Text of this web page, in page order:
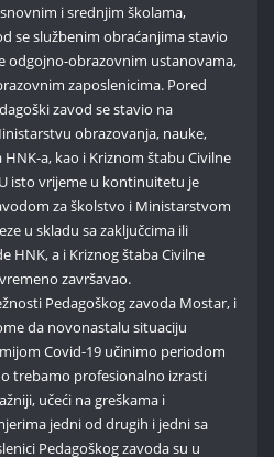
i srednjim školama,
se službenim obraćanjima stavio
odgojno-obrazovnim ustanovama,
zaposlenicima. Pored
zavod se stavio na
obrazovanja, nauke,
a, kao i Kriznom štabu Civilne
isto vrijeme u kontinuitetu je
za školstvo i Ministarstvom
u skladu sa zaključcima ili
HNK, a i Kriznog štaba Civilne
završavao.
Pedagoškog zavoda Mostar, i
da novonastalu situaciju
Covid-19 učinimo periodom
trebamo profesionalno izrasti
učeći na greškama i
jedni od drugih i jedni sa
Pedagoškog zavoda su u